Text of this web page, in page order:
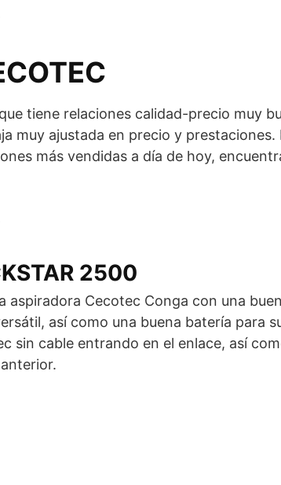
tiene relaciones calidad-precio muy
muy ajustada en precio y prestaciones.
más vendidas a día de hoy,
2500
aspiradora Cecotec Conga con una
así como una buena batería para
sin cable entrando en el enlace, así